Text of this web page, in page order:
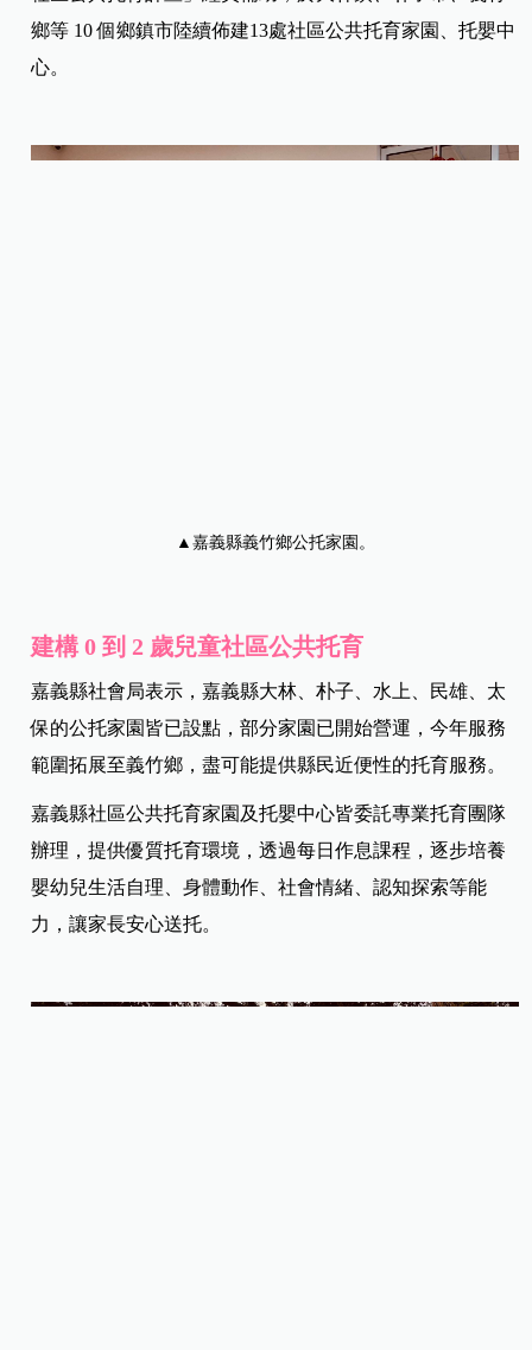
鄉等 10 個鄉鎮市陸續佈建13處社區公共托育家園、托嬰中
心。
▲嘉義縣義竹鄉公托家園。
建構 0到 2 歲兒童社區公共托育
嘉義縣社會局表示，嘉義縣大林、朴子、水上、民雄、太
保的公托家園皆已設點，部分家園已開始營運，今年服務
範圍拓展至義竹鄉，盡可能提供縣民近便性的托育服務。
嘉義縣社區公共托育家園及托嬰中心皆委託專業托育團隊
辦理，提供優質托育環境，透過每日作息課程，逐步培養
嬰幼兒生活自理、身體動作、社會情緒、認知探索等能
力，讓家長安心送托。